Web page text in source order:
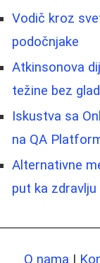
Vodič kroz
podočnjake
Atkinsonova
težine bez
Iskustva sa
na QA
Alternativne
put ka zdravlju
O nama |